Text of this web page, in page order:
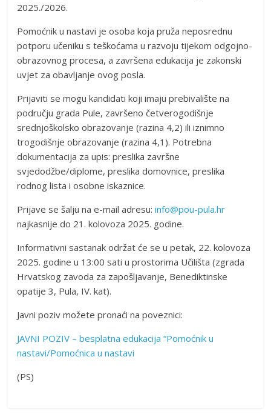
2025./2026.
Pomoćnik u nastavi je osoba koja pruža neposrednu
potporu učeniku s teškoćama u razvoju tijekom odgojno-
obrazovnog procesa, a završena edukacija je zakonski
uvjet za obavljanje ovog posla.
Prijaviti se mogu kandidati koji imaju prebivalište na
području grada Pule, završeno četverogodišnje
srednjoškolsko obrazovanje (razina 4,2) ili iznimno
trogodišnje obrazovanje (razina 4,1). Potrebna
dokumentacija za upis: preslika završne
svjedodžbe/diplome, preslika domovnice, preslika
rodnog lista i osobne iskaznice.
Prijave se šalju na e-mail adresu:info@pou-pula.hr
najkasnije do 21. kolovoza 2025. godine.
Informativni sastanak održat će se u petak, 22. kolovoza
2025. godine u 13:00 sati u prostorima Učilišta (zgrada
Hrvatskog zavoda za zapošljavanje, Benediktinske
opatije 3, Pula, IV. kat).
Javni poziv možete pronaći na poveznici:
JAVNI POZIV – besplatna edukacija “Pomoćnik u
nastavi/Pomoćnica u nastavi
(PS)